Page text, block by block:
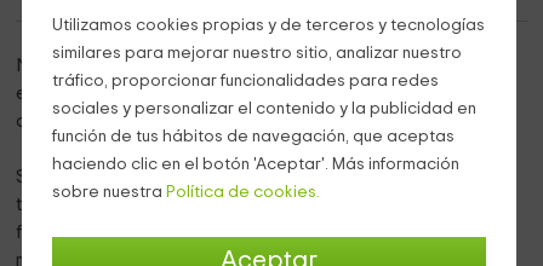
Utilizamos cookies propias y de terceros y tecnologías
similares para mejorar nuestro sitio, analizar nuestro
tráfico, proporcionar funcionalidades para redes
sociales y personalizar el contenido y la publicidad en
función de tus hábitos de navegación, que aceptas
haciendo clic en el botón 'Aceptar'. Más información
sobre nuestra Política de cookies.
Aceptar
Nuestra Casa Rural, se localiza en Benaocaz
específicamente en la provincia del
calor
abrasador de Andalucía, que es
Cádiz
Se encuentra enclavada en la zona de Grazalema
te recomendamos una pequeña ruta con amigos o
familiares entre estos parajes, ya que la dificultad es
mínima.